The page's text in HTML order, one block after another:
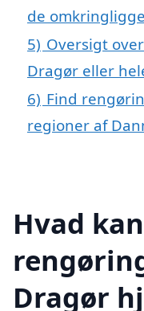
de
5) Oversigt
Dragør eller
6) Find
regioner af
Hvad
Dragør